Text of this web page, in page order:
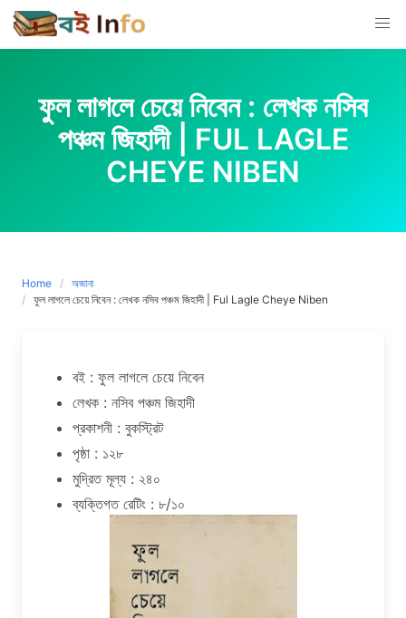
Skip
to
content
ফুল লাগলে চেয়ে নিবেন : লেখক নসিব
পঞ্চম জিহাদী | FUL LAGLE
CHEYE NIBEN
Home
অজানা
ফুল লাগলে চেয়ে নিবেন : লেখক নসিব পঞ্চম জিহাদী | Ful Lagle Cheye Niben
বই : ফুল লাগলে চেয়ে নিবেন
লেখক : নসিব পঞ্চম জিহাদী
প্রকাশনী : বুকস্ট্রিট
পৃষ্ঠা : ১২৮
মুদ্রিত মূল্য : ২৪০
ব্যক্তিগত রেটিং : ৮/১০